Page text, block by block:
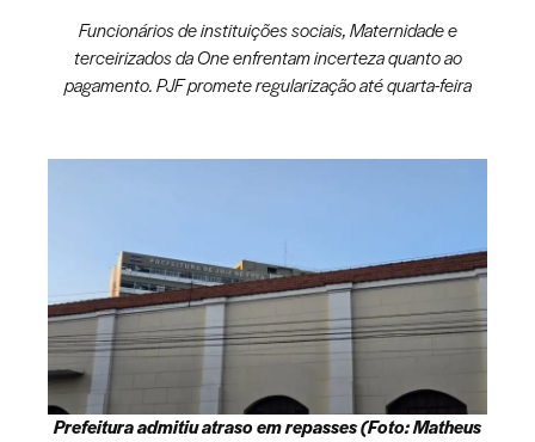
Funcionários de instituições sociais, Maternidade e
terceirizados da One enfrentam incerteza quanto ao
pagamento. PJF promete regularização até quarta-feira
Prefeitura admitiu atraso em repasses (Foto: Matheus